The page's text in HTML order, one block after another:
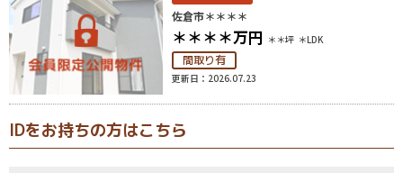
佐倉市＊＊＊＊
＊＊＊＊万円 ＊＊坪 ＊LDK
間取り有
更新日：2026.07.23
IDをお持ちの方はこちら